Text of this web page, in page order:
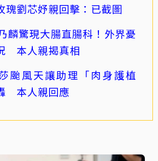
劉芯妤親回擊：已截圖
麟驚現大腸直腸科！外界憂
本人親揭真相
颱風天讓助理「肉身護植
本人親回應